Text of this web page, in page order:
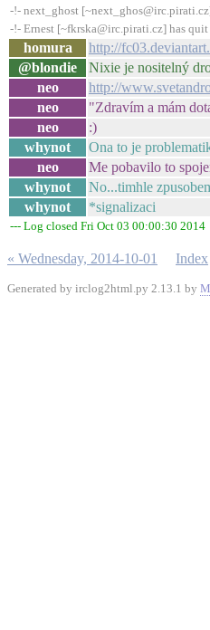
-!- next_ghost
-!- Ernest [~fkrska@irc.pirati.cz] has
homura
http://
@blondie
Nixie je nositelný
neo
http://
neo
"Zdravím a mám
neo
:)
whynot
Ona to je
neo
Me pobavilo to
whynot
No...timhle
whynot
*signalizaci
--- Log closed Fri Oct 03 00:00:30 2014
« Wednesday, 2014-10-01 Index
Generated by irclog2html.py 2.13.1 by